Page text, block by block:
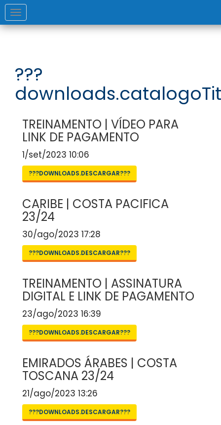
Toggle
navigation
???
TREINAMENTO | VÍDEO PARA
LINK DE PAGAMENTO
1/set/2023 10:06
???DOWNLOADS.DESCARGAR???
CARIBE | COSTA PACIFICA
23/24
30/ago/2023 17:28
???DOWNLOADS.DESCARGAR???
TREINAMENTO | ASSINATURA
DIGITAL E LINK DE PAGAMENTO
23/ago/2023 16:39
???DOWNLOADS.DESCARGAR???
EMIRADOS ÁRABES | COSTA
TOSCANA 23/24
21/ago/2023 13:26
???DOWNLOADS.DESCARGAR???